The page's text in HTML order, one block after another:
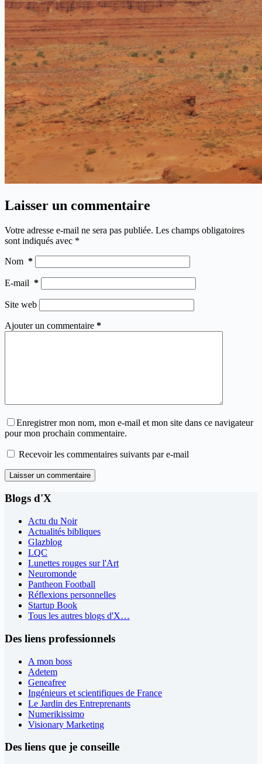
Laisser un commentaire
Votre adresse e-mail ne sera pas publiée. Les champs obligatoires
sont indiqués avec *
Nom *
E-mail *
Site web
Ajouter un commentaire *
Enregistrer mon nom, mon e-mail et mon site dans ce navigateur
pour mon prochain commentaire.
Recevoir les commentaires suivants par e-mail
Laisser un commentaire
Blogs d'X
Actu du Noir
Actualités bibliques
Glazblog
LQC
Lunettes rouges sur l'Art
Neuromonde
Pantheon Football
Réflexions personnelles
Startup Book
Tous les autres blogs d'X…
Des liens professionnels
A mon boss
Adetem
Geneafree
Ingénieurs et scientifiques de France
Le Jardin des Entreprenants
Numerikissimo
Visionary Marketing
Des liens que je conseille